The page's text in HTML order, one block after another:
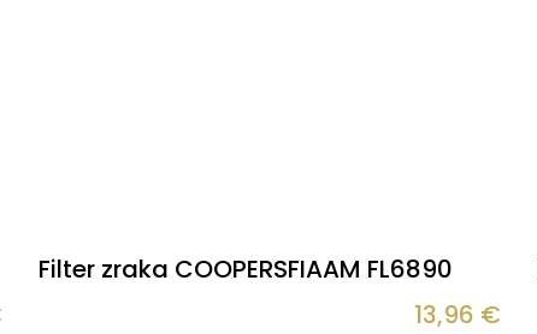
Filter zraka COOPERSFIAAM FL6890
13,96 €